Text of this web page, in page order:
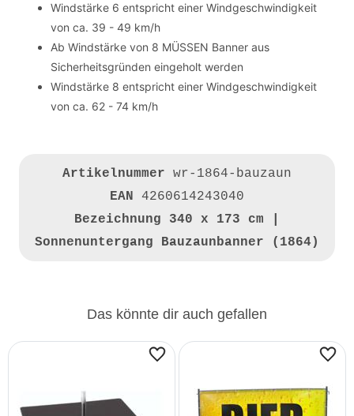
Windstärke 6 entspricht einer Windgeschwindigkeit
von ca. 39 - 49 km/h
Ab Windstärke von 8 MÜSSEN Banner aus
Sicherheitsgründen eingeholt werden
Windstärke 8 entspricht einer Windgeschwindigkeit
von ca. 62 - 74 km/h
Artikelnummer wr-1864-bauzaun
EAN 4260614243040
Bezeichnung 340 x 173 cm |
Sonnenuntergang Bauzaunbanner (1864)
Das könnte dir auch gefallen